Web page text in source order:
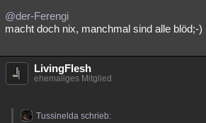
@der-Ferengi
macht doch nix, manchmal sind alle blöd;-)
LivingFlesh
ehemaliges Mitglied
Tussinelda schrieb: